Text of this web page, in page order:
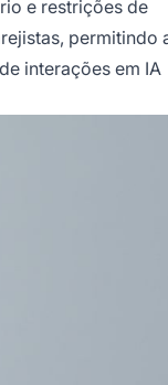
e restrições de
permitindo
interações em IA